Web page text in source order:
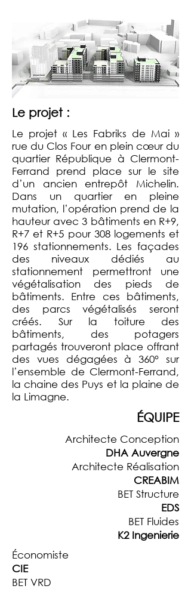
Le projet :
Le projet « Les Fabriks de Mai »
rue du Clos Four en plein cœur du
quartier République à Clermont-
Ferrand prend place sur le site
d’un ancien entrepôt Michelin.
Dans un quartier en pleine
mutation, l’opération prend de la
hauteur avec 3 bâtiments en R+9,
R+7 et R+5 pour 308 logements et
196 stationnements. Les façades
des niveaux dédiés au
stationnement permettront une
végétalisation des pieds de
bâtiments. Entre ces bâtiments,
des parcs végétalisés seront
créés. Sur la toiture des
bâtiments, des potagers
partagés trouveront place offrant
des vues dégagées à 360° sur
l’ensemble de Clermont-Ferrand,
la chaine des Puys et la plaine de
la Limagne.
ÉQUIPE
Architecte Conception
DHA Auvergne
Architecte Réalisation
CREABIM
BET Structure
EDS
BET Fluides
K2 Ingenierie
Économiste
CIE
BET VRD